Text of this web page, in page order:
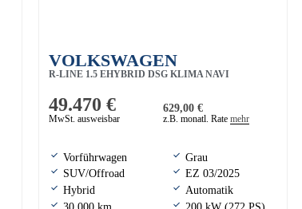
VOLKSWAGEN
TAYRON
R-LINE 1.5 EHYBRID DSG KLIMA NAVI
49.470 €
MwSt. ausweisbar
629,00 €
z.B. monatl. Rate mehr
Vorführwagen
SUV/Offroad
Hybrid
Grau
EZ 03/2025
Automatik